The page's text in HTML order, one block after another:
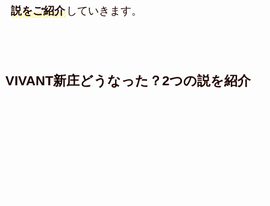
説をご紹介していきます。
VIVANT新庄どうなった？2つの説を紹介